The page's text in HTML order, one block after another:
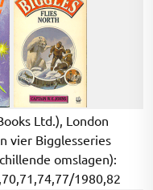
Ltd.), London
vier Bigglesseries
omslagen):
1980,82